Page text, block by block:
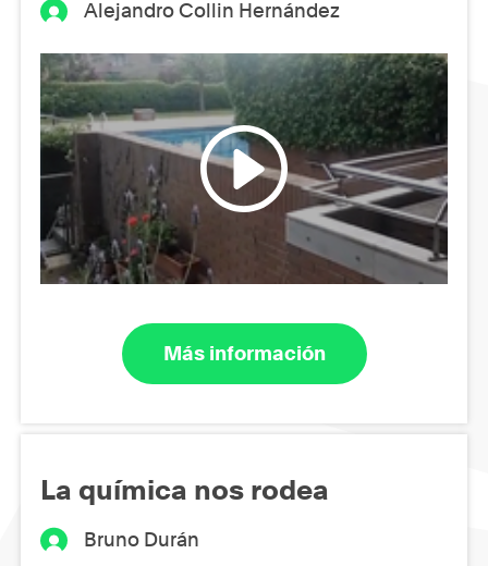
Alejandro Collin Hernández
Más información
La química nos rodea
Bruno Durán